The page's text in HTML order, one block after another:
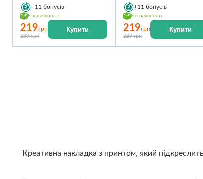
+11 бонусів
Є в наявності
219грн
239 грн
Купити
+11 бонусів
Є в наявності
219грн
239 грн
Купити
Креативна накладка з принтом, який підкреслить